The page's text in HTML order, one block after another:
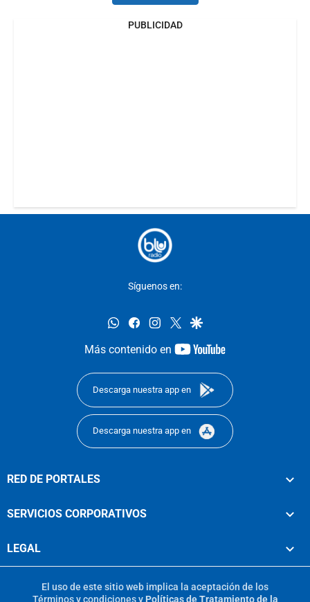
PUBLICIDAD
Síguenos en:
whatsappfacebookinstagram
twittergoogle
Más contenido en
youtube-
Descarga nuestra app en
Descarga nuestra app en
RED DE PORTALES
SERVICIOS CORPORATIVOS
LEGAL
El uso de este sitio web implica la aceptación de los
Términos y condicionesy Políticas de Tratamiento de la